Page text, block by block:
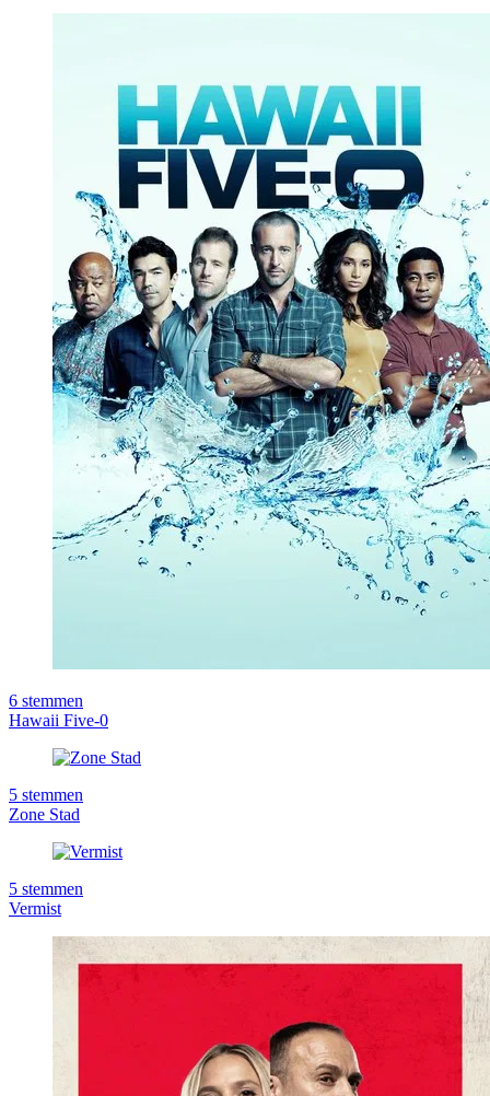
6 stemmen
Hawaii Five-0
5 stemmen
Zone Stad
5 stemmen
Vermist